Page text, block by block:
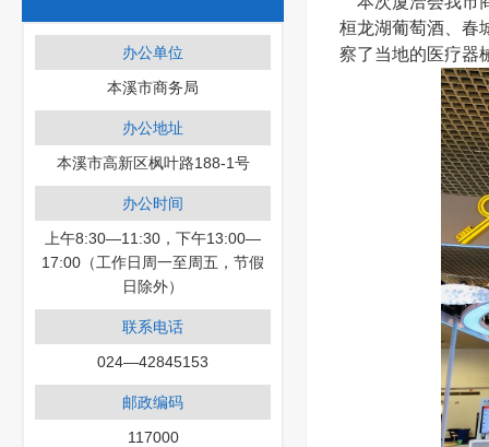
办公单位
本溪市商务局
办公地址
本溪市高新区枫叶路188-1号
办公时间
上午8:30—11:30，下午13:00—
17:00（工作日周一至周五，节假
日除外）
联系电话
024—42845153
邮政编码
117000
桓龙湖葡萄酒、春
察了当地的医疗器